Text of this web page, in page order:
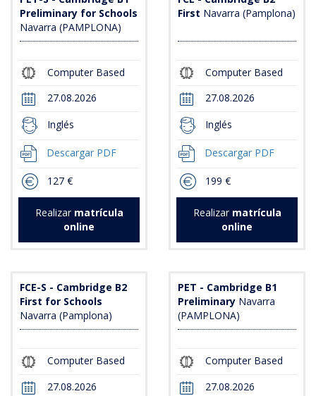
Preliminary for Schools
Navarra (PAMPLONA)
Computer Based
27.08.2026
Inglés
Descargar PDF
127 €
Realizar matrícula
online
First Navarra (Pamplona)
Computer Based
27.08.2026
Inglés
Descargar PDF
199 €
Realizar matrícula
online
FCE-S - Cambridge B2
First for Schools
Navarra (Pamplona)
Computer Based
27.08.2026
PET - Cambridge B1
Preliminary Navarra
(PAMPLONA)
Computer Based
27.08.2026